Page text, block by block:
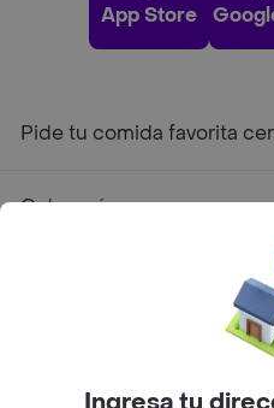
App Store
Pide tu comida favorita
Categorías